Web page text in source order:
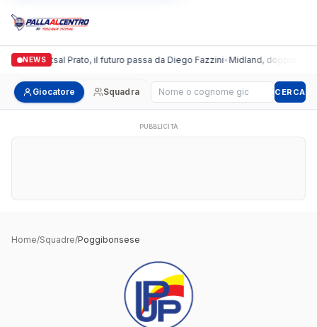
NEWSFutsal Prato, il futuro passa da Diego Fazzini•Midland, doppio colpo
Giocatore Squadra Cerca giocatore CERCA
PUBBLICITÀ
Home/Squadre/Poggibonsese